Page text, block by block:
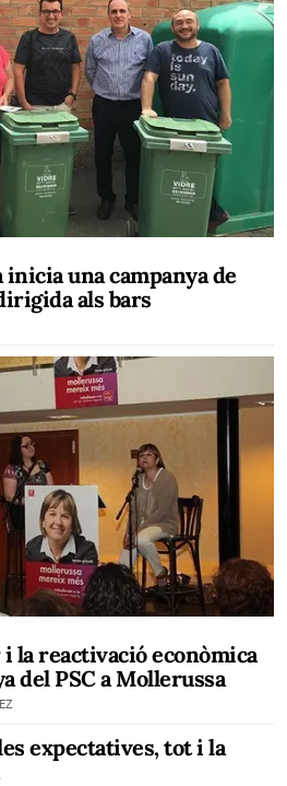
una campanya de
als bars
la reactivació econòmica
del PSC a Mollerussa
expectatives, tot i la